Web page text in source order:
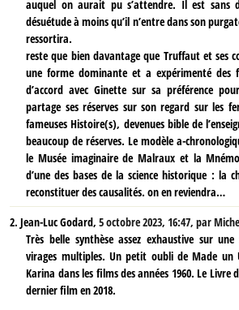
auquel on aurait pu s’attendre. Il est sans
désuétude à moins qu’il n’entre dans son
ressortira.
reste que bien davantage que Truffaut et ses
une forme dominante et a expérimenté des
d’accord avec Ginette sur sa préférence
partage ses réserves sur son regard sur les
fameuses Histoire(s), devenues bible de
beaucoup de réserves. Le modèle a-
le Musée imaginaire de Malraux et la
d’une des bases de la science historique : la
reconstituer des causalités. on en reviendra…
2. Jean-Luc Godard,5 octobre 2023, 16:47,par
Très belle synthèse assez exhaustive sur
virages multiples. Un petit oubli de Made un
Karina dans les films des années 1960. Le Livre
dernier film en 2018.